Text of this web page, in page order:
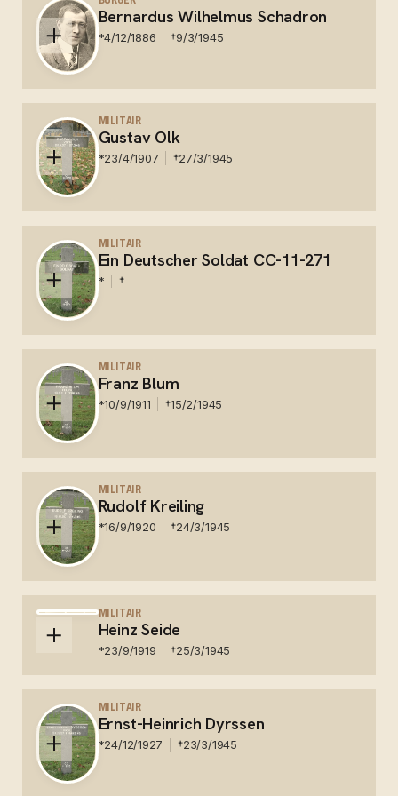
Bernardus Wilhelmus Schadron
*4/12/1886 †9/3/1945
MILITAIR
Gustav Olk
*23/4/1907 †27/3/1945
Duits - Veldgraf op de R.K. begraafplaats in
Gendringen. Herbegraven op de Duitse militaire
begraafplaats in Ysselsteyn
MILITAIR
Ein Deutscher Soldat CC-11-271
* †
Begraafplaats in Gendringen. Herbegraven op de
Duitse militaire begraafplaats in Ysselsteyn
MILITAIR
Franz Blum
*10/9/1911 †15/2/1945
Duits - veldgraf op de R.K. begraafplaats.
Herbegraven op de Duitse militaire begraafplaats in
Ysselsteyn
MILITAIR
Rudolf Kreiling
*16/9/1920 †24/3/1945
Herbegraven op de Duitse militaire begraafplaats in
Ysselsteyn
MILITAIR
Heinz Seide
*23/9/1919 †25/3/1945
Herbegraven op de Duitse militaire begraafplaats in
Ysselsteyn
MILITAIR
Ernst-Heinrich Dyrssen
*24/12/1927 †23/3/1945